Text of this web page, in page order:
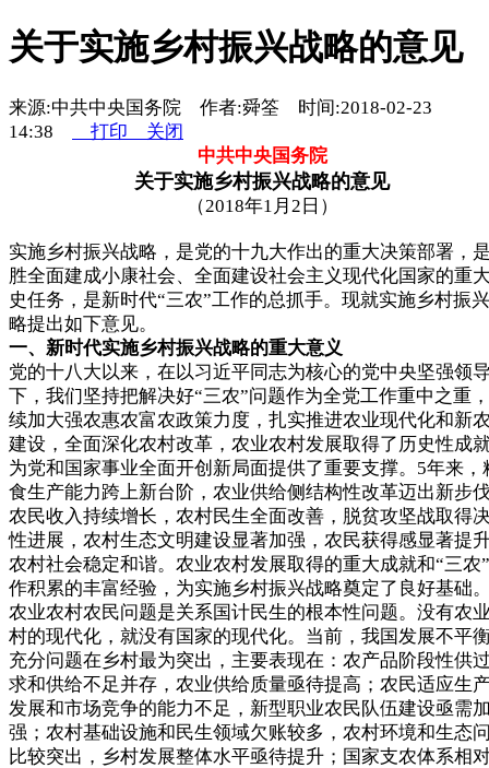
关于实施乡村振兴战略的意见
来源:中共中央国务院 作者:舜筌 时间:2018-02-23
14:38
打印 关闭
中共中央国务院
关于实施乡村振兴战略的意见
（2018年1月2日）
实施乡村振兴战略，是党的十九大作出的重大决策部署，
胜全面建成小康社会、全面建设社会主义现代化国家的重
史任务，是新时代“三农”工作的总抓手。现就实施乡村振
略提出如下意见。
一、新时代实施乡村振兴战略的重大意义
党的十八大以来，在以习近平同志为核心的党中央坚强领
下，我们坚持把解决好“三农”问题作为全党工作重中之重
续加大强农惠农富农政策力度，扎实推进农业现代化和新
建设，全面深化农村改革，农业农村发展取得了历史性成
为党和国家事业全面开创新局面提供了重要支撑。5年来，
食生产能力跨上新台阶，农业供给侧结构性改革迈出新步
农民收入持续增长，农村民生全面改善，脱贫攻坚战取得
性进展，农村生态文明建设显著加强，农民获得感显著提
农村社会稳定和谐。农业农村发展取得的重大成就和“三农
作积累的丰富经验，为实施乡村振兴战略奠定了良好基础
农业农村农民问题是关系国计民生的根本性问题。没有农
村的现代化，就没有国家的现代化。当前，我国发展不平
充分问题在乡村最为突出，主要表现在：农产品阶段性供
求和供给不足并存，农业供给质量亟待提高；农民适应生
发展和市场竞争的能力不足，新型职业农民队伍建设亟需
强；农村基础设施和民生领域欠账较多，农村环境和生态
比较突出，乡村发展整体水平亟待提升；国家支农体系相